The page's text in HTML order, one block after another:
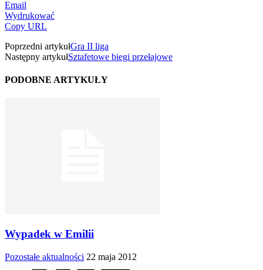
Email
Wydrukować
Copy URL
Poprzedni artykułGra II liga
Następny artykułSztafetowe biegi przełajowe
PODOBNE ARTYKUŁY
Wypadek w Emilii
Pozostałe aktualności 22 maja 2012